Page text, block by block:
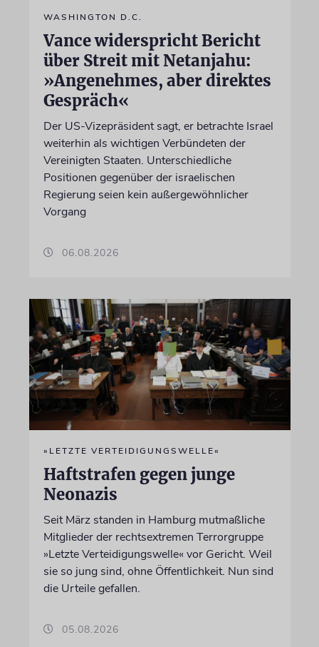
WASHINGTON D.C.
Vance widerspricht Bericht
über Streit mit Netanjahu:
»Angenehmes, aber direktes
Gespräch«
Der US-Vizepräsident sagt, er betrachte Israel
weiterhin als wichtigen Verbündeten der
Vereinigten Staaten. Unterschiedliche
Positionen gegenüber der israelischen
Regierung seien kein außergewöhnlicher
Vorgang
06.08.2026
»LETZTE VERTEIDIGUNGSWELLE«
Haftstrafen gegen junge
Neonazis
Seit März standen in Hamburg mutmaßliche
Mitglieder der rechtsextremen Terrorgruppe
»Letzte Verteidigungswelle« vor Gericht. Weil
sie so jung sind, ohne Öffentlichkeit. Nun sind
die Urteile gefallen.
05.08.2026